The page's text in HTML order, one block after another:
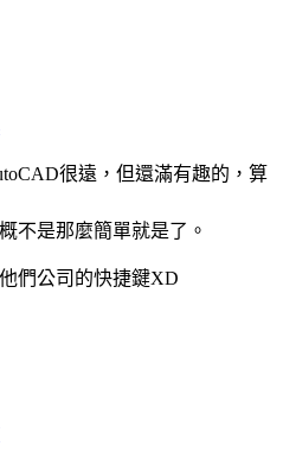
很遠，但還滿有趣的，算
不是那麼簡單就是了。
們公司的快捷鍵XD